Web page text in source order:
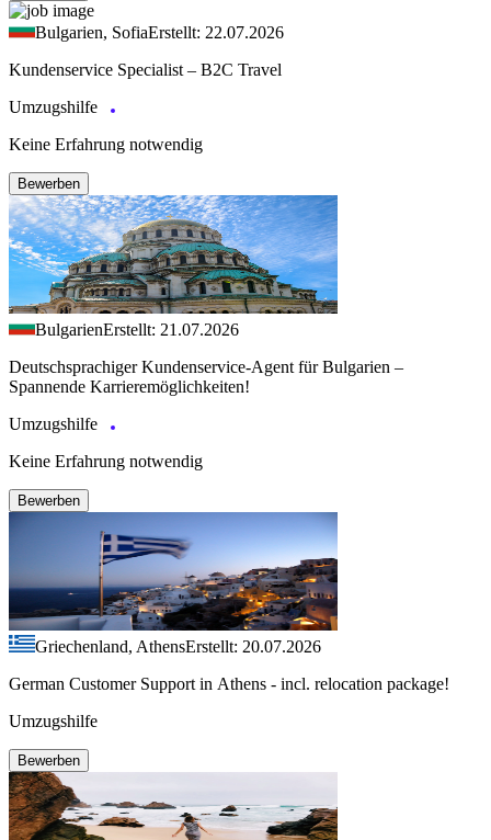
Bulgarien, SofiaErstellt: 22.07.2026
Kundenservice Specialist – B2C Travel
Umzugshilfe
Keine Erfahrung notwendig
Bewerben
BulgarienErstellt: 21.07.2026
Deutschsprachiger Kundenservice-Agent für Bulgarien –
Spannende Karrieremöglichkeiten!
Umzugshilfe
Keine Erfahrung notwendig
Bewerben
Griechenland, AthensErstellt: 20.07.2026
German Customer Support in Athens - incl. relocation package!
Umzugshilfe
Bewerben